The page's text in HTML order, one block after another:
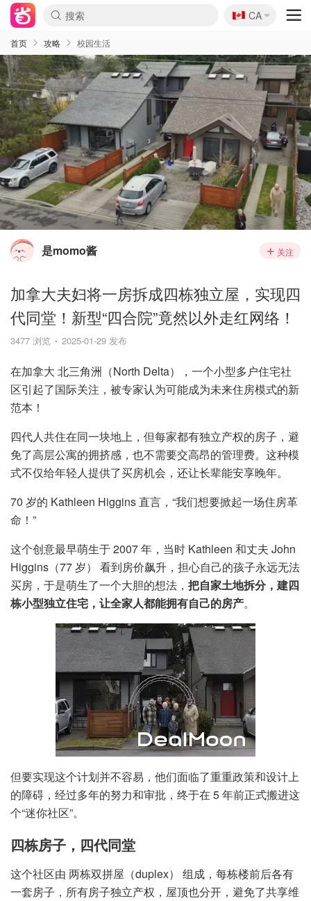
🇨🇦
CA
首页 攻略 校园生活
是momo酱 关注
加拿大夫妇将一房拆成四栋独立屋，实现四
代同堂！新型“四合院”竟然以外走红网络！
3477 浏览 2025-01-29 发布
在加拿大 北三角洲（North Delta），一个小型多户住宅社
区引起了国际关注，被专家认为可能成为未来住房模式的新
范本！
四代人共住在同一块地上，但每家都有独立产权的房子，避
免了高层公寓的拥挤感，也不需要交高昂的管理费。这种模
式不仅给年轻人提供了买房机会，还让长辈能安享晚年。
70 岁的 Kathleen Higgins 直言，“我们想要掀起一场住房革
命！”
这个创意最早萌生于 2007 年，当时 Kathleen 和丈夫 John
Higgins（77 岁） 看到房价飙升，担心自己的孩子永远无法
买房，于是萌生了一个大胆的想法， 把自家土地拆分，建四
栋小型独立住宅，让全家人都能拥有自己的房产。
但要实现这个计划并不容易，他们面临了重重政策和设计上
的障碍，经过多年的努力和审批，终于在 5 年前正式搬进这
个“迷你社区”。
四栋房子，四代同堂
这个社区由 两栋双拼屋（duplex） 组成，每栋楼前后各有
一套房子，所有房子独立产权，屋顶也分开，避免了共享维